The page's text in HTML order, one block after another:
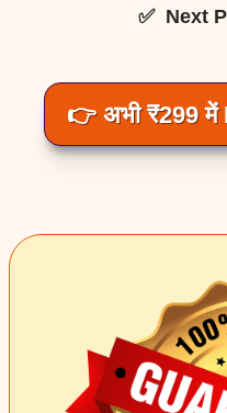
✅ Next
👉 अभी ₹299 में